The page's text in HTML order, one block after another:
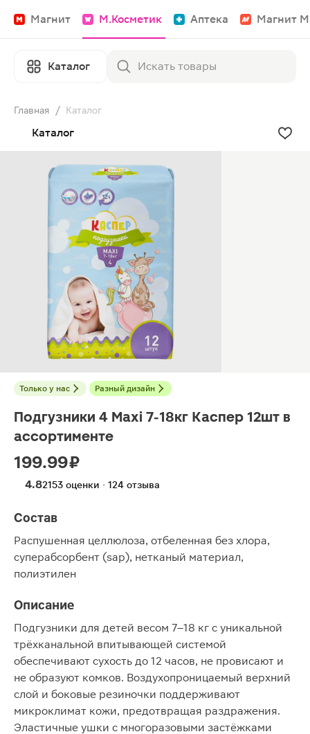
Магнит М.Косметик Аптека Магнит
Каталог
Главная / Каталог
Каталог
Только у нас Разный дизайн
Подгузники 4 Maxi 7-18кг Каспер 12шт в
ассортименте
199.99 ₽
4.82153 оценки · 124 отзыва
Состав
Распушенная целлюлоза, отбеленная без хлора,
суперабсорбент (sap), нетканый материал,
полиэтилен
Описание
Подгузники для детей весом 7–18 кг с уникальной
трёхканальной впитывающей системой
обеспечивают сухость до 12 часов, не провисают и
не образуют комков. Воздухопроницаемый верхний
слой и боковые резиночки поддерживают
микроклимат кожи, предотвращая раздражения.
Эластичные ушки с многоразовыми застёжками